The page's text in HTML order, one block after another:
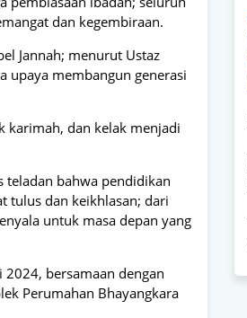
dan kegembiraan.
Jannah; menurut Ustaz
upaya membangun generasi
karimah, dan kelak menjadi
teladan bahwa pendidikan
tulus dan keikhlasan; dari
untuk masa depan yang
2024, bersamaan dengan
Perumahan Bhayangkara